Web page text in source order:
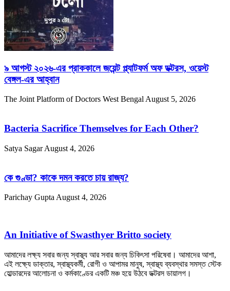
৯ আগস্ট ২০২৬-এর প্রাককালে জয়েন্ট প্ল্যাটফর্ম অফ ডক্টরস, ওয়েস্ট
বেঙ্গল-এর আহ্বান
The Joint Platform of Doctors West BengalAugust 5, 2026
Bacteria Sacrifice Themselves for Each Other?
Satya SagarAugust 4, 2026
কে গুণ্ডা? কাকে দমন করতে চায় রাজ্য?
Parichay Gupta August 4, 2026
An Initiative of Swasthyer Britto society
আমাদের লক্ষ্য সবার জন্য স্বাস্থ্য আর সবার জন্য চিকিৎসা পরিষেবা। আমাদের আশা,
এই লক্ষ্যে ডাক্তার, স্বাস্থ্যকর্মী, রোগী ও আপামর মানুষ, স্বাস্থ্য ব্যবস্থার সমস্ত স্টেক
হোল্ডারদের আলোচনা ও কর্মকাণ্ডের একটি মঞ্চ হয়ে উঠবে ডক্টরস ডায়ালগ।